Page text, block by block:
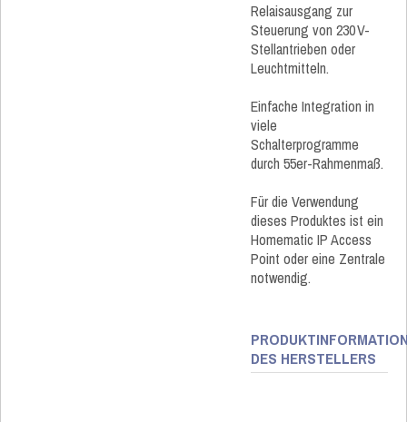
Relaisausgang zur
Steuerung von 230 V-
Stellantrieben oder
Leuchtmitteln.
Einfache Integration in
viele
Schalterprogramme
durch 55er-Rahmenmaß.
Für die Verwendung
dieses Produktes ist ein
Homematic IP Access
Point oder eine Zentrale
notwendig.
DES HERSTELLERS